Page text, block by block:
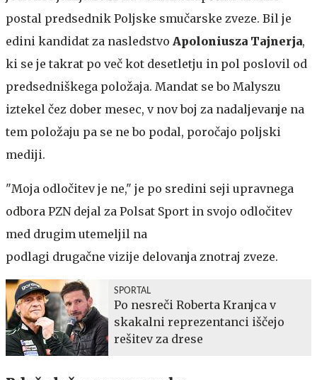
postal predsednik Poljske smučarske zveze. Bil je
edini kandidat za nasledstvo Apoloniusza Tajnerja,
ki se je takrat po več kot desetletju in pol poslovil od
predsedniškega položaja. Mandat se bo Malyszu
iztekel čez dober mesec, v nov boj za nadaljevanje na
tem položaju pa se ne bo podal, poročajo poljski
mediji.
"Moja odločitev je ne," je po sredini seji upravnega
odbora PZN dejal za Polsat Sport in svojo odločitev
med drugim utemeljil na
podlagi drugačne vizije delovanja znotraj zveze.
SPORTAL
Po nesreči Roberta Kranjca v
skakalni reprezentanci iščejo
rešitev za drese